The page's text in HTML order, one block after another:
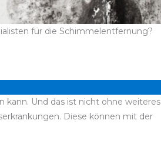
für die Schimmelentfernung?
kann. Und das ist nicht ohne weiteres
Diese können mit der